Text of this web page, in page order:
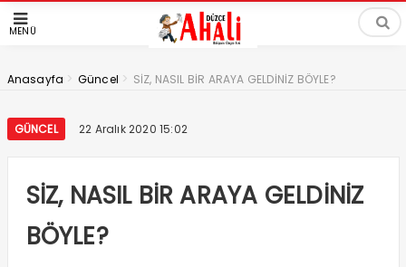
MENÜ
Anasayfa > Güncel > SİZ, NASIL BİR ARAYA GELDİNİZ BÖYLE?
GÜNCEL 22 Aralık 2020 15:02
SİZ, NASIL BİR ARAYA GELDİNİZ
BÖYLE?